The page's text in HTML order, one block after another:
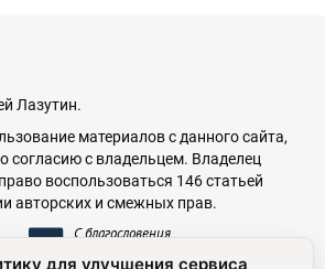
Лазутин.
материалов с данного сайта,
согласию с владельцем. Владелец
воспользоваться 146 статьей
авторских и смежных прав.
С благословения
для улучшения сервиса